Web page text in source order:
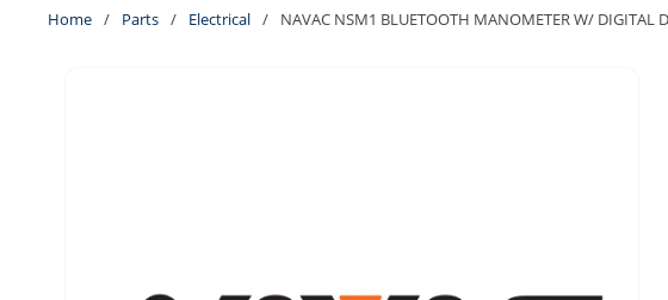
Home / Parts / Electrical / NAVAC NSM1 BLUETOOTH MANOMETER W/ DIGITAL